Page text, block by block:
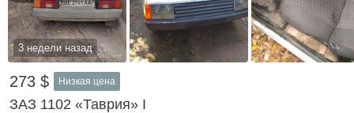
3 недели назад
273 $ Низкая цена
ЗАЗ 1102 «Таврия» I